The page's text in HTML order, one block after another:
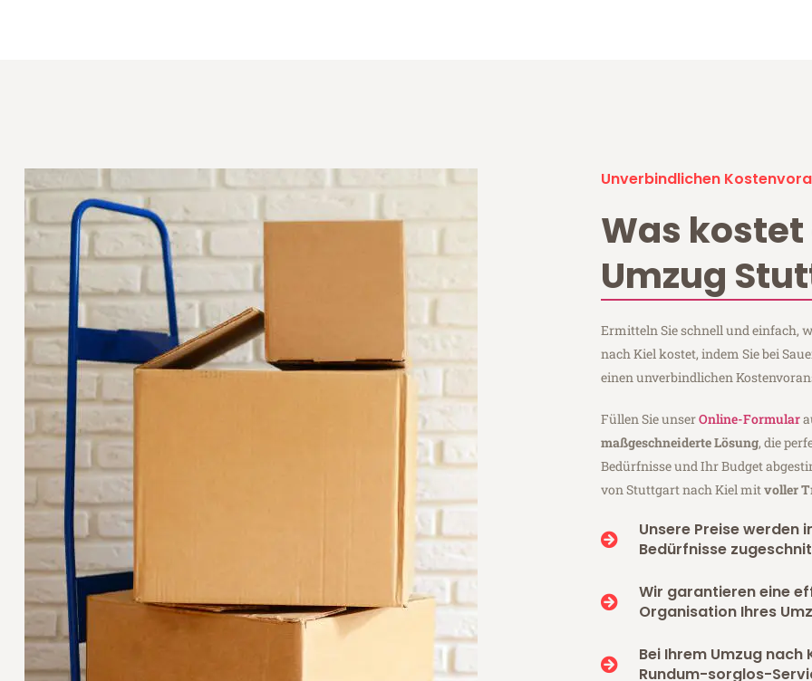
Unverbindlichen
Was kostet
Umzug
Ermitteln Sie schnell und einfach,
nach Kiel kostet, indem Sie bei
einen unverbindlichen
Füllen Sie unserOnline-Formular
maßgeschneiderte Lösung, die
Bedürfnisse und Ihr Budget
von Stuttgart nach Kiel mitvoller
Unsere Preise werden
Bedürfnisse
Wir garantieren eine
Organisation Ihres
Bei Ihrem Umzug nach
Rundum-sorglos-